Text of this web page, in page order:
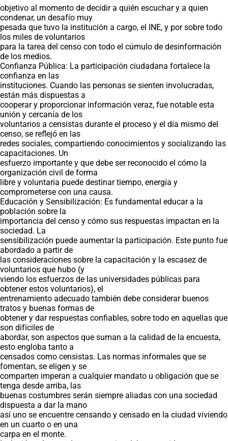
objetivo al momento de decidir a quién escuchar y a quien
condenar, un desafío muy
pesada que tuvo la institución a cargo, el INE, y por sobre todo
los miles de voluntarios
para la tarea del censo con todo el cúmulo de desinformación
de los medios.
Confianza Pública: La participación ciudadana fortalece la
confianza en las
instituciones. Cuando las personas se sienten involucradas,
están más dispuestas a
cooperar y proporcionar información veraz, fue notable esta
unión y cercanía de los
voluntarios a censistas durante el proceso y el día mismo del
censo, se reflejó en las
redes sociales, compartiendo conocimientos y socializando las
capacitaciones. Un
esfuerzo importante y que debe ser reconocido el cómo la
organización civil de forma
libre y voluntaria puede destinar tiempo, energía y
comprometerse con una causa.
Educación y Sensibilización: Es fundamental educar a la
población sobre la
importancia del censo y cómo sus respuestas impactan en la
sociedad. La
sensibilización puede aumentar la participación. Este punto fue
abordado a partir de
las consideraciones sobre la capacitación y la escasez de
voluntarios que hubo (y
viendo los esfuerzos de las universidades públicas para
obtener estos voluntarios), el
entrenamiento adecuado también debe considerar buenos
tratos y buenas formas de
obtener y dar respuestas confiables, sobre todo en aquellas que
son difíciles de
abordar, son aspectos que suman a la calidad de la encuesta,
esto engloba tanto a
censados como censistas. Las normas informales que se
fomentan, se eligen y se
comparten imperan a cualquier mandato u obligación que se
tenga desde arriba, las
buenas costumbres serán siempre aliadas con una sociedad
dispuesta a dar la mano
así uno se encuentre censando y censado en la ciudad viviendo
en un cuarto o en una
carpa en el monte.